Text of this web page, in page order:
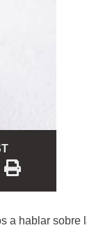
a hablar sobre